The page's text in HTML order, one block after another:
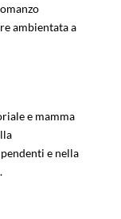
ambientata a
e mamma
e nella